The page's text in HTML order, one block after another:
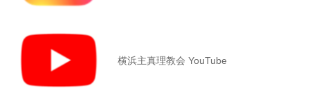
横浜主真理教会 YouTube